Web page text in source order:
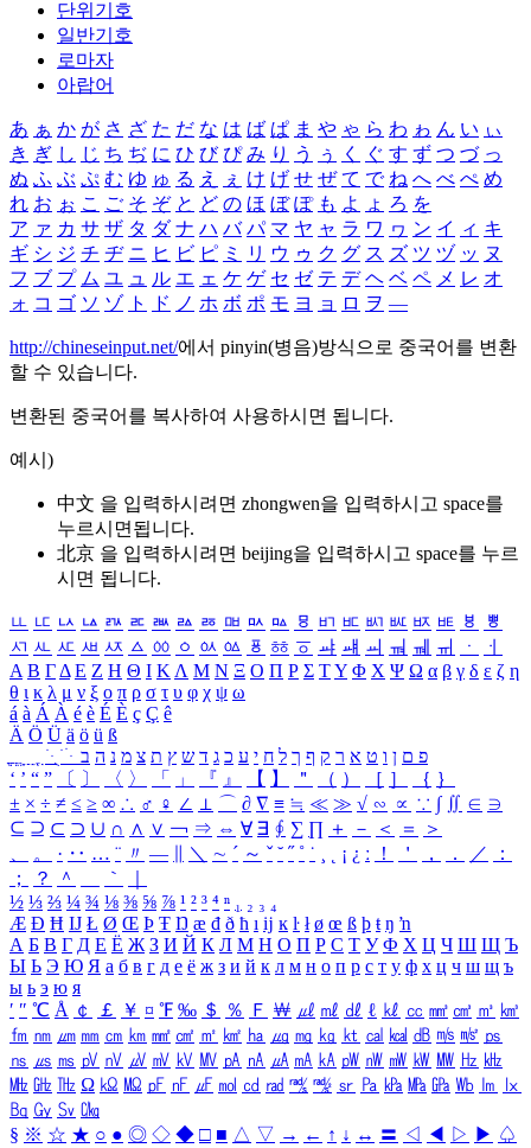
단위기호
일반기호
로마자
아랍어
あ ぁ か が さ ざ た だ な は ば ぱ ま や ゃ ら わ ゎ ん い ぃ
き ぎ し じ ち ぢ に ひ び ぴ み り う ぅ く ぐ す ず つ づ っ
ぬ ふ ぶ ぷ む ゆ ゅ る え ぇ け げ せ ぜ て で ね へ べ ぺ め
れ お ぉ こ ご そ ぞ と ど の ほ ぼ ぽ も よ ょ ろ を
ア ァ カ サ ザ タ ダ ナ ハ バ パ マ ヤ ャ ラ ワ ヮ ン イ ィ キ
ギ シ ジ チ ヂ ニ ヒ ビ ピ ミ リ ウ ゥ ク グ ス ズ ツ ヅ ッ ヌ
フ ブ プ ム ユ ュ ル エ ェ ケ ゲ セ ゼ テ デ ヘ ベ ペ メ レ オ
ォ コ ゴ ソ ゾ ト ド ノ ホ ボ ポ モ ヨ ョ ロ ヲ ―
http://chineseinput.net/에서 pinyin(병음)방식으로 중국어를 변환
할 수 있습니다.
변환된 중국어를 복사하여 사용하시면 됩니다.
예시)
中文 을 입력하시려면 zhongwen을 입력하시고 space를
누르시면됩니다.
北京 을 입력하시려면 beijing을 입력하시고 space를 누르
시면 됩니다.
ㅥ ㅦ ㅧ ㅨ ㅩ ㅪ ㅫ ㅬ ㅭ ㅮ ㅯ ㅰ ㅱ ㅲ ㅳ ㅴ ㅵ ㅶ ㅷ ㅸ
ㅹ
ㅺ ㅻ ㅼ ㅽ ㅾ ㅿ ㆀ ㆁ ㆂ ㆃ ㆄ ㆅ ㆆ ㆇ ㆈ ㆉ ㆊ ㆋ ㆌ ㆍ
ㆎ
Α Β ΓΔ Ε Ζ Η Θ Ι ΚΛ Μ Ν Ξ Ο Π Ρ Σ ΤΥ Φ Χ Ψ Ω α β γ δ ε ζ η
θ ι κ λ μ ν ξ ο π ρ σ τ υ φ χ ψ ω
á à Á À é è É È ç Ç ê
Ä Ö Ü ä ö ü ß
ִֶֹ ֻּ ׁׂ פ ם ן ו ט א ר ק ף ך ל ח י ע כ ג ד ש ץ ת צ מ נ ה ב
‘ ’ “ ” 〔 〕 〈 〉 「 」 『 』 【 】 ＂ （ ） ［ ］ ｛ ｝
± × ÷ ≠ ≤ ≥ ∞ ∴ ♂ ♀ ∠ ⊥ ⌒ ∂ ∇ ≡ ≒ ≪ ≫ √ ∽ ∝ ∵ ∫ ∬ ∈ ∋
⊆ ⊇ ⊂ ⊃ ∪ ∩ ∧ ∨ ￢ ⇒ ⇔ ∀ ∃ ∮ ∑ ∏ ＋ － ＜ ＝
＞
、
。 · ‥ … ¨ 〃 ― ＼ ∼ ´ ～ ˇ ˘ ˝ ˚ ˙ ¸ ¡ ¿ ː ！ ＇ ， ． ／
：
；
？ ＾ ｀
½ ⅓ ⅔ ¼ ¾ ⅛ ⅜ ⅝ ⅞ ¹ ² ³ ⁴ ⁿ ₁ ₂ ₃ ₄
Æ Ð Ħ Ĳ Ł Ø Œ Þ Ŧ Ŋ æ đ ð ħ ı ĳ ĸ ŀ ł ø œ ß þ ŧ ŋ ŉ
А Б В Г Д Е Ё Ж З И Й К Л М Н О П Р С Т У Ф Х Ц Ч Ш Щ Ъ
Ы Ь Э Ю Я а б в г д е ё ж з и й к л м н о п р с т у ф х ц ч ш щ ъ
ы ь э ю я
′ ″ ℃ Å ￠ ￡ ￥ ¤ ℉ ‰ ＄ ％ Ｆ ￦ ㎕ ㎖ ㎗ ℓ ㎘ ㏄ ㎣ ㎤ ㎥ ㎦
㎙ ㎚ ㎛ ㎜ ㎝ ㎞ ㎟ ㎠ ㎡ ㎢ ㏊ ㎍ ㎎ ㎏ ㏏ ㎈ ㎉ ㏈ ㎧ ㎨ ㎰
㎱ ㎲ ㎳ ㎴ ㎵ ㎶ ㎷ ㎸ ㎹ ㎀ ㎁ ㎂ ㎃ ㎄ ㎺ ㎻ ㎽ ㎾ ㎿ ㎐ ㎑
㎒ ㎓ ㎔ Ω ㏀ ㏁ ㎊ ㎋ ㎌ ㏖ ㏅ ㎭ ㎮ ㎯ ㏛ ㎩ ㎪ ㎫ ㎬ ㏝ ㏐
㏓
㏃ ㏉ ㏜ ㏆
§ ※ ☆ ★ ○ ● ◎ ◇ ◆ □ ■ △ ▽ → ← ↑ ↓ ↔ 〓 ◁ ◀ ▷ ▶ ♤